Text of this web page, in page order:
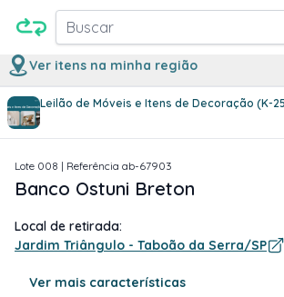
Buscar
Ver itens na minha região
Leilão de Móveis e Itens de Decoração (K-
1/4
Lote 008 | Referência ab-67903
Banco Ostuni Breton
Local de retirada:
Jardim Triângulo - Taboão da Serra/SP
Ver mais características